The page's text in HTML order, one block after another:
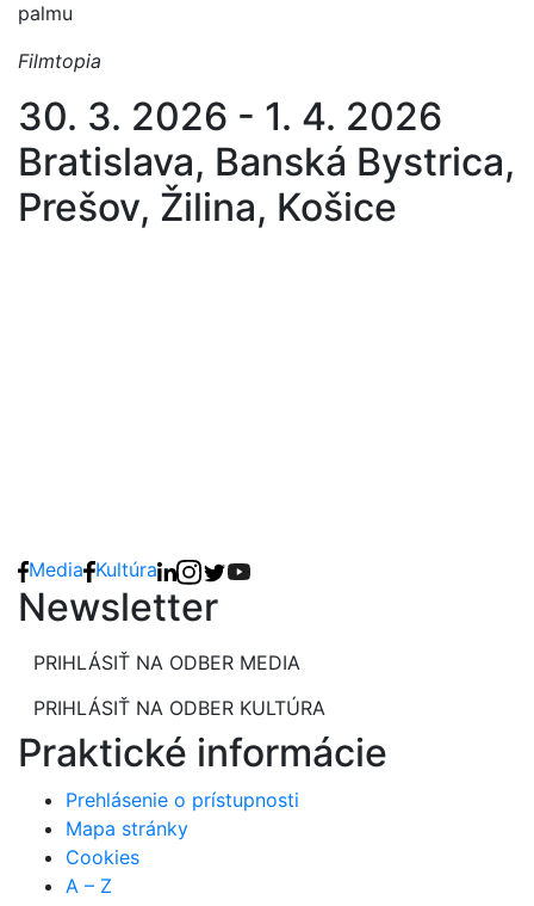
palmu
Filmtopia
30. 3. 2026 - 1. 4. 2026
Bratislava, Banská Bystrica,
Prešov, Žilina, Košice
Media Kultúra
Newsletter
PRIHLÁSIŤ NA ODBER MEDIA
PRIHLÁSIŤ NA ODBER KULTÚRA
Praktické informácie
Prehlásenie o prístupnosti
Mapa stránky
Cookies
A – Z